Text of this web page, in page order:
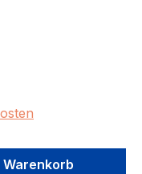
Warenkorb